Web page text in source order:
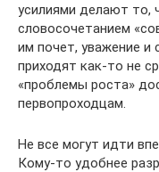
усилиями делают
словосочетанием
им почет, уважение и
приходят как-то не
«проблемы роста»
первопроходцам.
Не все могут идти
Кому-то удобнее